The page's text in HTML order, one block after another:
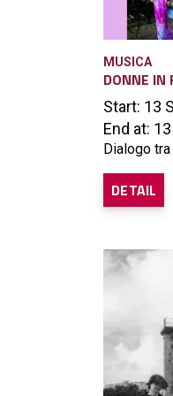
MUSICA
DONNE IN
Start: 13
End at:
Dialogo
DETAIL